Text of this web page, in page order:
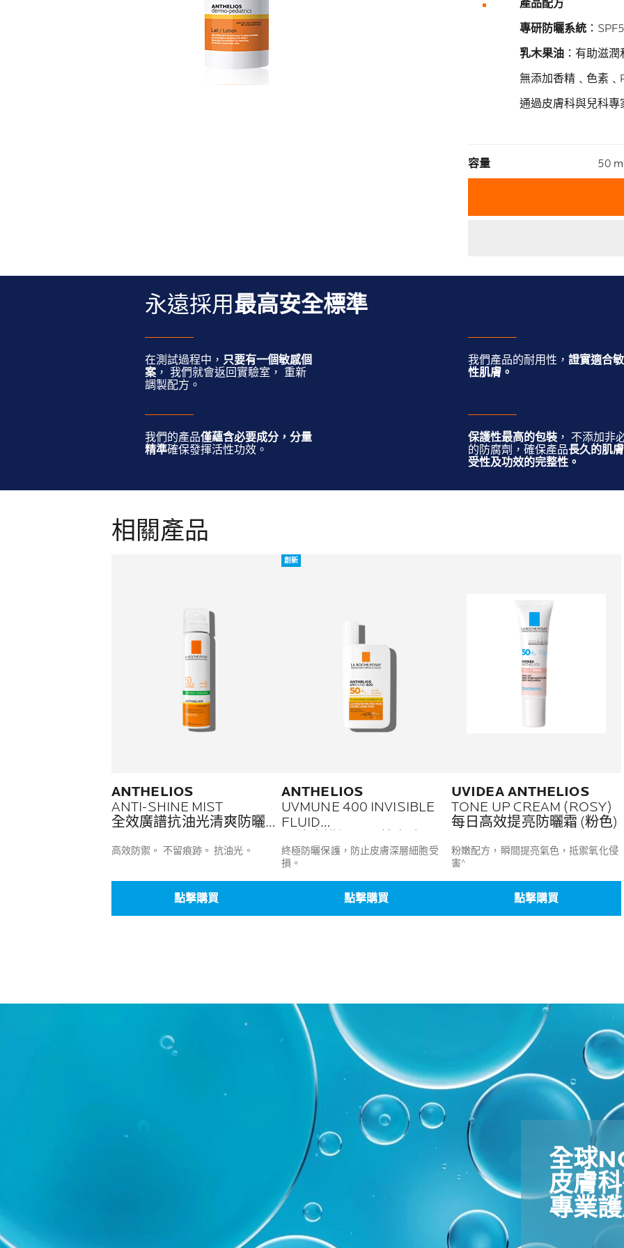
產品配方
專研防曬系統 ：
乳木果油 ：有助滋
無添加香精﹑色素
通過皮膚科與兒科專
容量 50
永遠採用最高安全標準
在測試過程中， 只要有一個敏感個
案 ， 我們就會返回實驗室， 重新
調製配方。
我們產品的耐用性， 證實適合
性肌膚。
我們的產品僅蘊含必要成分，分量
精準確保發揮活性功效。
保護性最高的包裝， 不添加非
的防腐劑，確保產品長久的肌
受性及功效的完整性。
相關產品
ANTHELIOS
ANTI-SHINE MIST
全效廣譜抗油光清爽防曬噴
高效防禦。 不留痕跡。 抗油光。
點撃購買
創新
ANTHELIOS
UVMUNE 400 INVISIBLE
FLUID
終極防曬保護，防止皮膚深層細胞受
損。
點撃購買
UVIDEA ANTHELIOS
TONE UP CREAM (ROSY)
每日高效提亮防曬霜 (粉色)
粉嫩配方，瞬間提亮氣色，抵禦氧化侵
害^
點撃購買
全球
皮膚
專業